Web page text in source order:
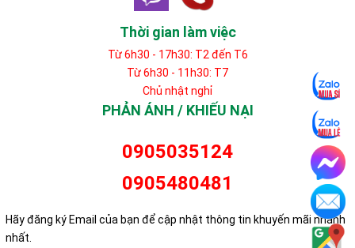
Thời gian làm việc
Từ 6h30 - 17h30: T2 đến T6
Từ 6h30 - 11h30: T7
Chủ nhật nghỉ
PHẢN ÁNH / KHIẾU NẠI
0905035124
0905480481
Hãy đăng ký Email của bạn để cập nhật thông tin khuyến mãi nhanh
nhất.